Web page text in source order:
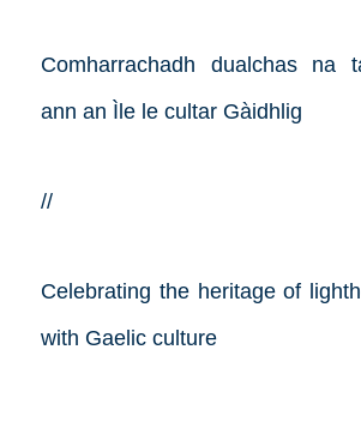
Comharrachadh dualchas na
ann an Ìle le cultar Gàidhlig
//
Celebrating the heritage of
with Gaelic culture